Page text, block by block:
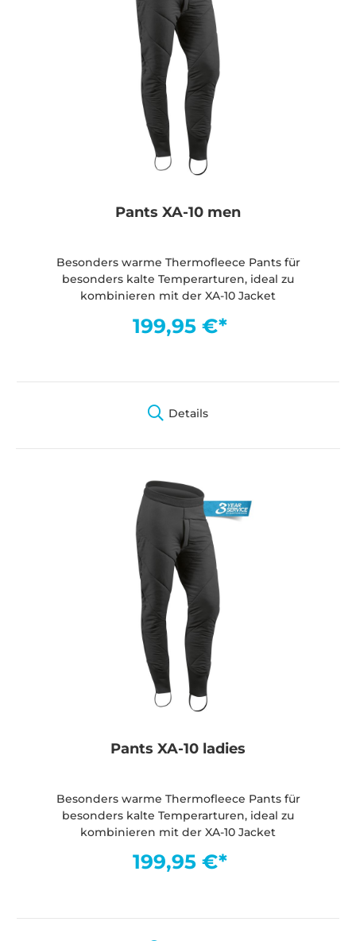
Pants XA-10 men
Besonders warme Thermofleece Pants für
besonders kalte Temperarturen, ideal zu
kombinieren mit der XA-10 Jacket
199,95 €*
Details
Pants XA-10 ladies
Besonders warme Thermofleece Pants für
besonders kalte Temperarturen, ideal zu
kombinieren mit der XA-10 Jacket
199,95 €*